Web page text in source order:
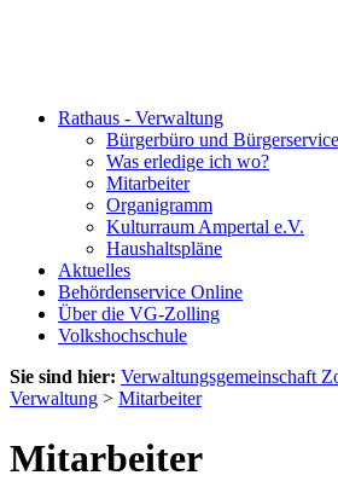
Rathaus - Verwaltung
Bürgerbüro und Bürgerservice
Was erledige ich wo?
Mitarbeiter
Organigramm
Kulturraum Ampertal e.V.
Haushaltspläne
Aktuelles
Behördenservice Online
Über die VG-Zolling
Volkshochschule
Sie sind hier: Verwaltungsgemeinschaft
Verwaltung > Mitarbeiter
Mitarbeiter